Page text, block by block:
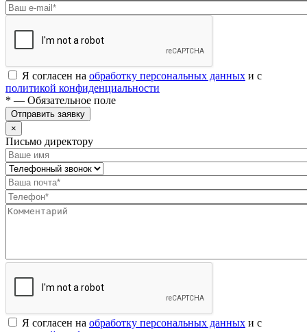
Я согласен на обработку персональных данных и с
политикой конфиденциальности
* — Обязательное поле
Отправить заявку
×
Письмо директору
Я согласен на обработку персональных данных и с